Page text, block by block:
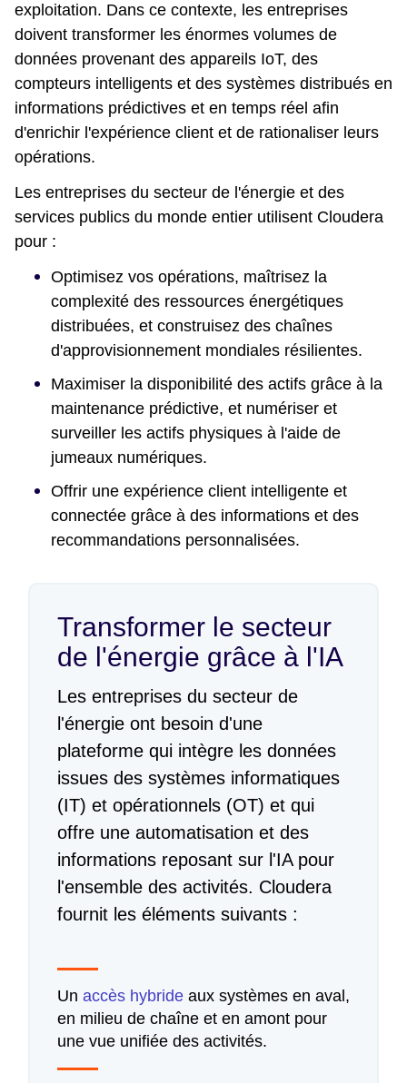
exploitation. Dans ce contexte, les entreprises
doivent transformer les énormes volumes de
données provenant des appareils IoT, des
compteurs intelligents et des systèmes distribués en
informations prédictives et en temps réel afin
d'enrichir l'expérience client et de rationaliser leurs
opérations.
Les entreprises du secteur de l'énergie et des
services publics du monde entier utilisent Cloudera
pour :
Optimisez vos opérations, maîtrisez la
complexité des ressources énergétiques
distribuées, et construisez des chaînes
d'approvisionnement mondiales résilientes.
Maximiser la disponibilité des actifs grâce à la
maintenance prédictive, et numériser et
surveiller les actifs physiques à l'aide de
jumeaux numériques.
Offrir une expérience client intelligente et
connectée grâce à des informations et des
recommandations personnalisées.
Transformer le secteur
de l'énergie grâce à l'IA
Les entreprises du secteur de
l'énergie ont besoin d'une
plateforme qui intègre les données
issues des systèmes informatiques
(IT) et opérationnels (OT) et qui
offre une automatisation et des
informations reposant sur l'IA pour
l'ensemble des activités. Cloudera
fournit les éléments suivants :
Un accès hybride aux systèmes en aval,
en milieu de chaîne et en amont pour
une vue unifiée des activités.